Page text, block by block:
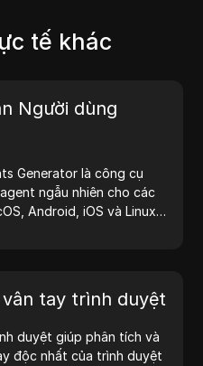
tế khác
Người dùng
Generator là công cụ
ngẫu nhiên cho các
Android, iOS và Linux.
của bạn—bắt đầu tạo
tay trình duyệt
duyệt giúp phân tích và
độc nhất của trình duyệt